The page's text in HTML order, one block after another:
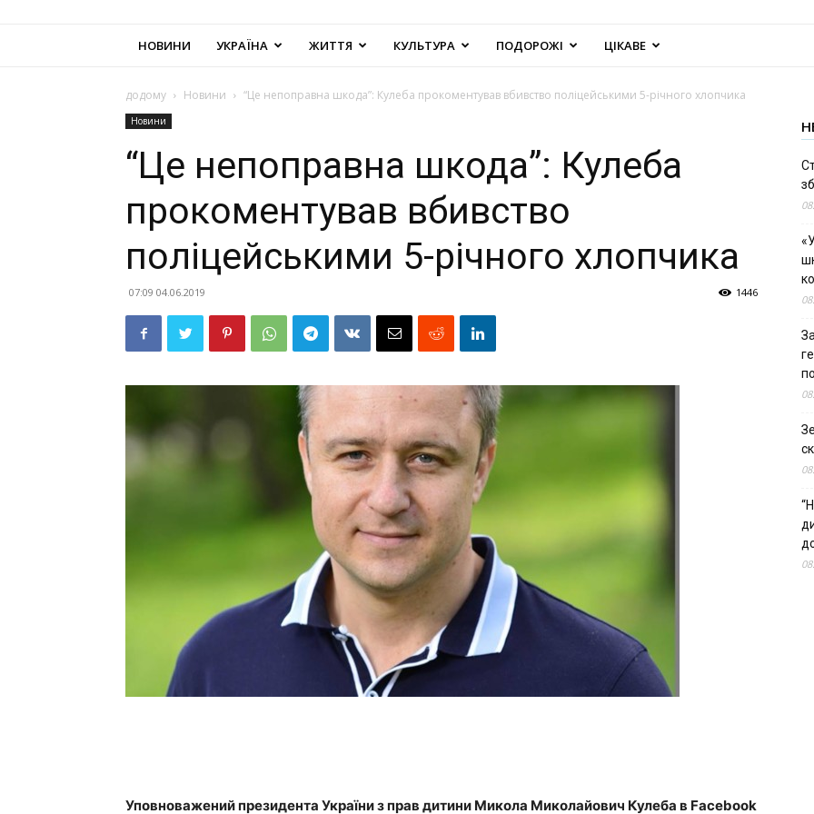
НОВИНИ УКРАЇНА ЖИТТЯ КУЛЬТУРА ПОДОРОЖІ ЦІКАВЕ
додому Новини “Це непоправна шкода”: Кулеба прокоментував вбивство поліцейськими 5-річного хлопчика
Новини
“Це непоправна шкода”: Кулеба
прокоментував вбивство
поліцейськими 5-річного хлопчика
07:09 04.06.2019 1446
Уповноважений президента України з прав дитини Микола Миколайович Кулеба в Facebook